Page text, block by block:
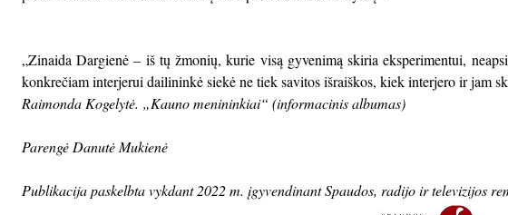
„Zinaida Dargienė – iš tų žmonių, kurie visą gyvenimą skiria eksperimentui,
konkrečiam interjerui dailininkė siekė ne tiek savitos išraiškos, kiek interjero ir jam
Raimonda Kogelytė. „Kauno menininkiai“ (informacinis albumas)
Parengė Danutė Mukienė
Publikacija paskelbta vykdant 2022 m. įgyvendinant Spaudos, radijo ir televizijos